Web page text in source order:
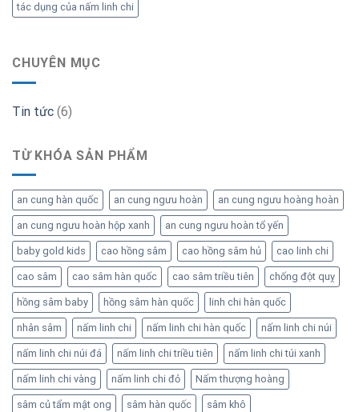
tác dụng của nấm linh chi
CHUYÊN MỤC
Tin tức (6)
TỪ KHÓA SẢN PHẨM
an cung hàn quốc an cung ngưu hoàn an cung ngưu hoàng hoàn
an cung ngưu hoàn hộp xanh an cung ngưu hoàn tổ yến
baby gold kids cao hồng sâm cao hồng sâm hủ cao linh chi
cao sâm cao sâm hàn quốc cao sâm triều tiên chống đột quỵ
hồng sâm baby hồng sâm hàn quốc linh chi hàn quốc
nhân sâm nấm linh chi nấm linh chi hàn quốc nấm linh chi núi
nấm linh chi núi đá nấm linh chi triều tiên nấm linh chi túi xanh
nấm linh chi vàng nấm linh chi đỏ Nấm thượng hoàng
sâm củ tẩm mật ong sâm hàn quốc sâm khô